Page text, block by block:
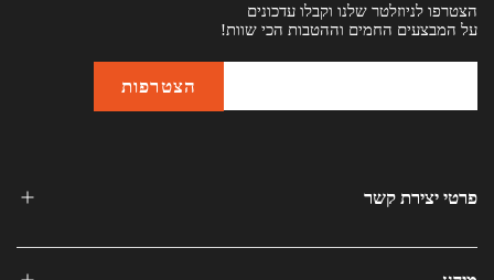
הצטרפו לניוזלטר שלנו וקבלו עדכונים
על המבצעים החמים וההטבות הכי שוות!
פרטי יצירת קשר